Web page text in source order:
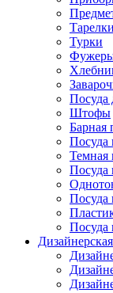
Тарелки
Турки
Посуда
Штофы
Барная
Посуда
Темная
Посуда
Посуда